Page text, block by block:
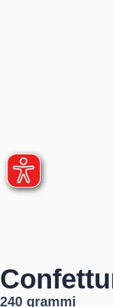
240 grammi